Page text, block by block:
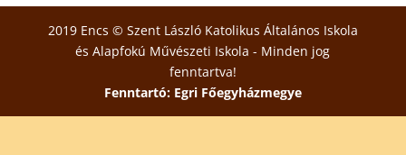
2019 Encs © Szent László Katolikus Általános Iskola
és Alapfokú Művészeti Iskola - Minden jog
fenntartva!
Fenntartó: Egri Főegyházmegye